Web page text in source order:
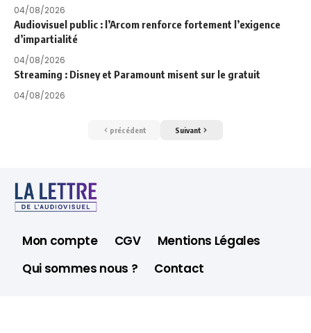
04/08/2026
Audiovisuel public : l’Arcom renforce fortement l’exigence
d’impartialité
04/08/2026
Streaming : Disney et Paramount misent sur le gratuit
04/08/2026
précédent Suivant
Mon compte CGV
Mentions Légales
Qui sommes nous ?
Contact